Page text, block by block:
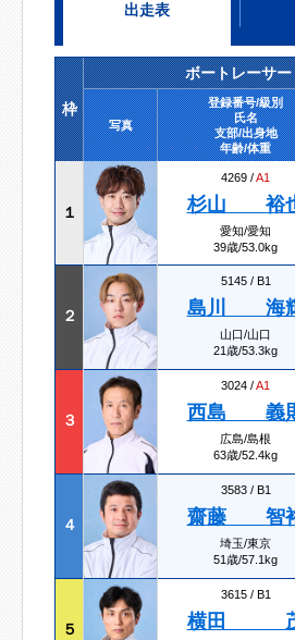
出走表
枠
ボートレーサー
写真
登録番号/級別
氏名
支部/出身地
年齢/体重
１
4269 /A1
杉山 裕
愛知/愛知
39歳/53.0kg
２
5145 / B1
島川 海
山口/山口
21歳/53.3kg
３
3024 /A1
西島 義
広島/島根
63歳/52.4kg
４
3583 / B1
齋藤 智
埼玉/東京
51歳/57.1kg
５
3615 / B1
横田